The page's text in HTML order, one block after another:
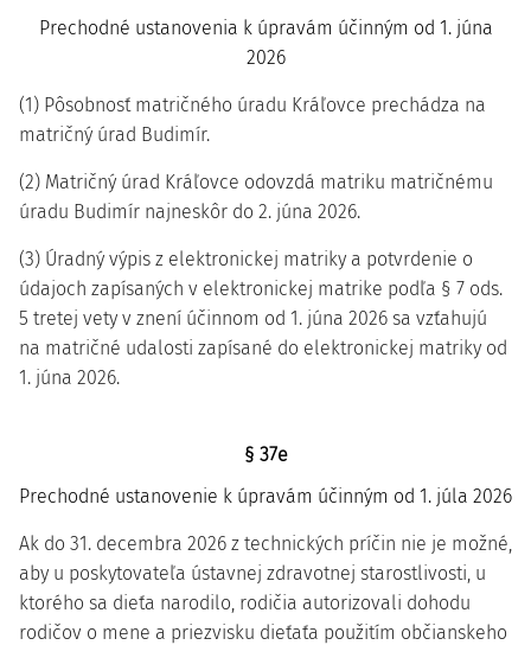
Prechodné ustanovenia k úpravám účinným od 1. júna
2026
(1) Pôsobnosť matričného úradu Kráľovce prechádza na
matričný úrad Budimír.
(2) Matričný úrad Kráľovce odovzdá matriku matričnému
úradu Budimír najneskôr do 2. júna 2026.
(3) Úradný výpis z elektronickej matriky a potvrdenie o
údajoch zapísaných v elektronickej matrike podľa § 7 ods.
5 tretej vety v znení účinnom od 1. júna 2026 sa vzťahujú
na matričné udalosti zapísané do elektronickej matriky od
1. júna 2026.
§ 37e
Prechodné ustanovenie k úpravám účinným od 1. júla 2026
Ak do 31. decembra 2026 z technických príčin nie je možné,
aby u poskytovateľa ústavnej zdravotnej starostlivosti, u
ktorého sa dieťa narodilo, rodičia autorizovali dohodu
rodičov o mene a priezvisku dieťaťa použitím občianskeho